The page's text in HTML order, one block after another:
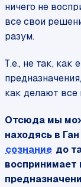
ничего не
все свои
разум.
Т.е., не так, как
как делают все
Отсюда мы
находясь в
сознание до
воспринимает